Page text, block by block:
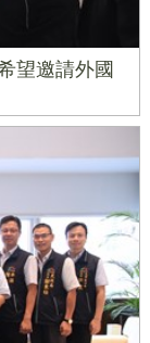
望邀請外國